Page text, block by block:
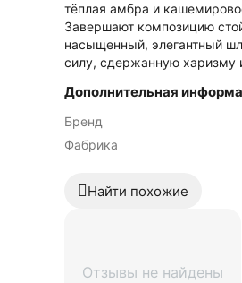
тёплая амбра и
Завершают композицию
насыщенный, элегантный
силу, сдержанную харизму
Дополнительная
Бренд
Фабрика
Найти похожие
Отзывы не найдены